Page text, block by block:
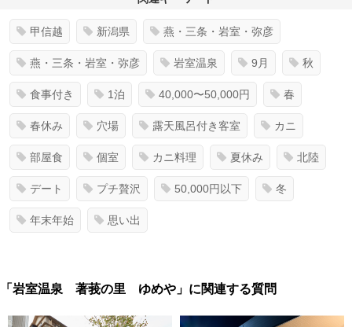
甲信越 新潟県 燕・三条・岩室・弥彦
燕・三条・岩室・弥彦 岩室温泉 9月 秋
食事付き 1泊 40,000〜50,000円 春
春休み 穴場 露天風呂付き客室 カニ
部屋食 個室 カニ料理 夏休み 北陸
デート プチ贅沢 50,000円以下 冬
年末年始 思い出
「岩室温泉 著莪の里 ゆめや」に関連する質問